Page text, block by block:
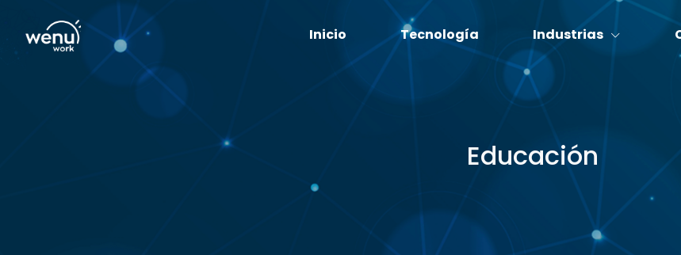
Inicio Tecnología Industrias
Educación